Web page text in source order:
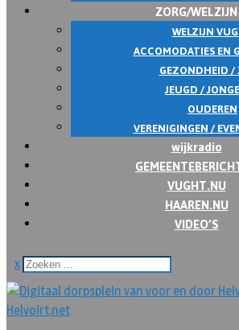
ZORG/WELZIJN
WELZIJN
ACCOMODATIES EN
GEZONDHEID /
JEUGD /
OUDEREN
VERENIGINGEN /
wijkradio
VUGHT.NU
HAAREN.NU
VIDEO’S
x